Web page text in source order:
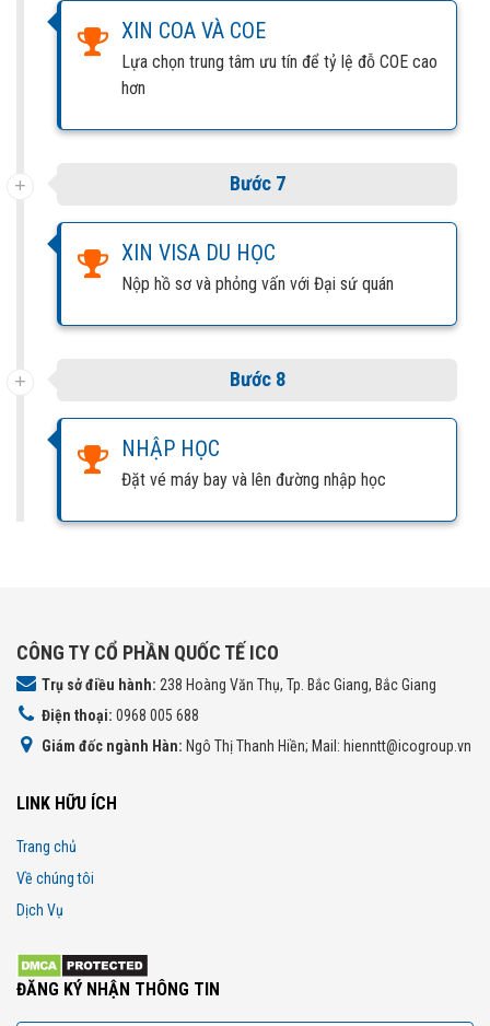
XIN COA VÀ COE
Lựa chọn trung tâm ưu tín để tỷ lệ đỗ COE cao
hơn
Bước 7
XIN VISA DU HỌC
Nộp hồ sơ và phỏng vấn với Đại sứ quán
Bước 8
NHẬP HỌC
Đặt vé máy bay và lên đường nhập học
CÔNG TY CỔ PHẦN QUỐC TẾ ICO
Trụ sở điều hành: 238 Hoàng Văn Thụ, Tp. Bắc Giang, Bắc Giang
Điện thoại: 0968 005 688
Giám đốc ngành Hàn: Ngô Thị Thanh Hiền; Mail: hienntt@icogroup.vn
LINK HỮU ÍCH
Trang chủ
Về chúng tôi
Dịch Vụ
ĐĂNG KÝ NHẬN THÔNG TIN